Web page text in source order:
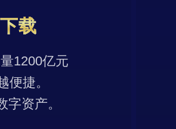
载
1200亿元
便捷。
资产。